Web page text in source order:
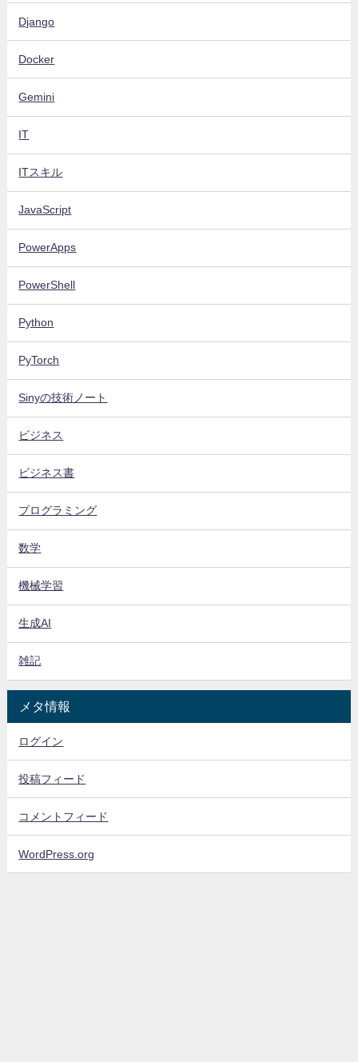
Django
Docker
Gemini
IT
ITスキル
JavaScript
PowerApps
PowerShell
Python
PyTorch
Sinyの技術ノート
ビジネス
ビジネス書
プログラミング
数学
機械学習
生成AI
雑記
メタ情報
ログイン
投稿フィード
コメントフィード
WordPress.org